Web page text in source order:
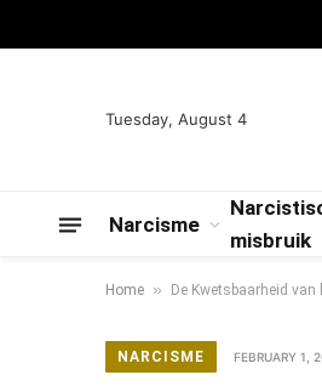
Tuesday, August 4
Narcisme
misbruik
Home » De Kwetsbaarheid van
NARCISME FEBRUARY 1,